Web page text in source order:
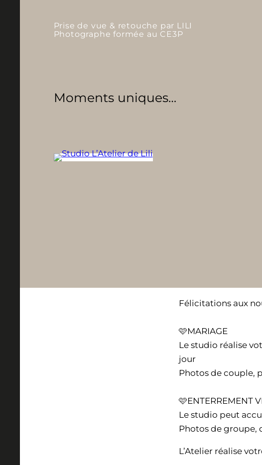
Prise de vue & retouche par LILI
Photographe formée au CE3P
Moments uniques…
Félicitations aux
🩷MARIAGE
Le studio réalise
jour
Photos de couple,
🩷ENTERREMENT
Le studio peut
Photos de groupe,
L’Atelier réalise